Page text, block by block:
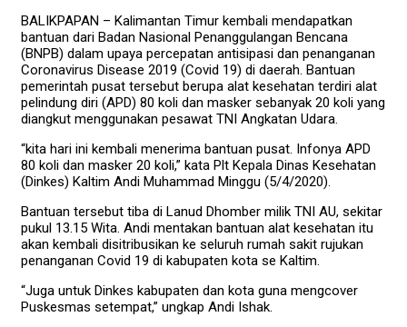
BALIKPAPAN – Kalimantan Timur kembali mendapatkan
bantuan dari Badan Nasional Penanggulangan Bencana
(BNPB) dalam upaya percepatan antisipasi dan penanganan
Coronavirus Disease 2019 (Covid 19) di daerah. Bantuan
pemerintah pusat tersebut berupa alat kesehatan terdiri alat
pelindung diri (APD) 80 koli dan masker sebanyak 20 koli yang
diangkut menggunakan pesawat TNI Angkatan Udara.
“kita hari ini kembali menerima bantuan pusat. Infonya APD
80 koli dan masker 20 koli,” kata Plt Kepala Dinas Kesehatan
(Dinkes) Kaltim Andi Muhammad Minggu (5/4/2020).
Bantuan tersebut tiba di Lanud Dhomber milik TNI AU, sekitar
pukul 13.15 Wita. Andi mentakan bantuan alat kesehatan itu
akan kembali disitribusikan ke seluruh rumah sakit rujukan
penanganan Covid 19 di kabupaten kota se Kaltim.
“Juga untuk Dinkes kabupaten dan kota guna mengcover
Puskesmas setempat,” ungkap Andi Ishak.